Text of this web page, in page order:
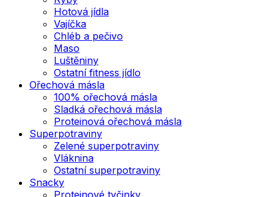
Hotová jídla
Vajíčka
Chléb a pečivo
Maso
Luštěniny
Ostatní fitness jídlo
Ořechová másla
100% ořechová másla
Sladká ořechová másla
Proteinová ořechová másla
Superpotraviny
Zelené superpotraviny
Vláknina
Ostatní superpotraviny
Snacky
Proteinové tyčinky